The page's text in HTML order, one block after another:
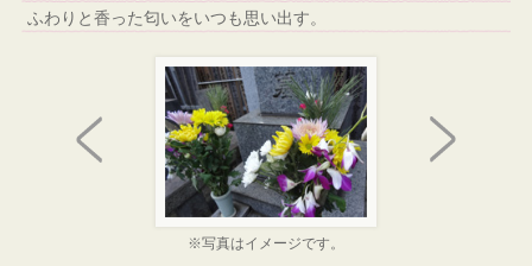
ふわりと香った匂いをいつも思い出す。
※写真はイメージです。